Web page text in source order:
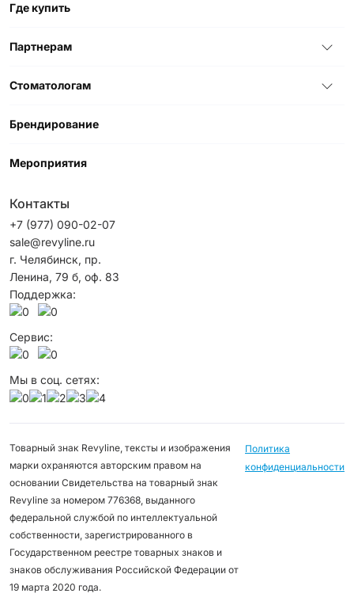
Где купить
Партнерам
Стоматологам
Брендирование
Мероприятия
Контакты
+7 (977) 090-02-07
sale@revyline.ru
г. Челябинск, пр.
Ленина, 79 б, оф. 83
Поддержка:
Сервис:
Мы в соц. сетях:
Товарный знак Revyline, тексты и изображения
марки охраняются авторским правом на
основании Свидетельства на товарный знак
Revyline за номером 776368, выданного
федеральной службой по интеллектуальной
собственности, зарегистрированного в
Государственном реестре товарных знаков и
знаков обслуживания Российской Федерации от
19 марта 2020 года.
Политика
конфиденциальности